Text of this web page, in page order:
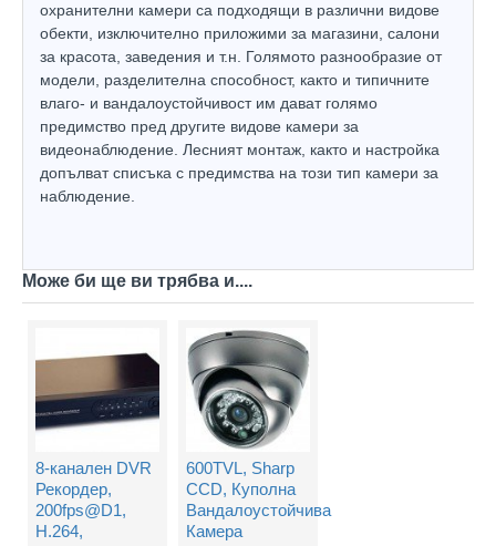
охранителни камери са подходящи в различни видове
обекти, изключително приложими за магазини, салони
за красота, заведения и т.н. Голямото разнообразие от
модели, разделителна способност, както и типичните
влаго- и вандалоустойчивост им дават голямо
предимство пред другите видове камери за
видеонаблюдение. Лесният монтаж, както и настройка
допълват списъка с предимства на този тип камери за
наблюдение.
Може би ще ви трябва и....
8-канален DVR
Рекордер,
200fps@D1,
H.264,
600TVL, Sharp
CCD, Куполна
Вандалоустойчива
Камера